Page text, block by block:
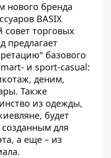
нового бренда
BASIX
торговых
предлагает
базового
и sport-casual:
деним,
Также
из одежды,
будет
для
а еще – из